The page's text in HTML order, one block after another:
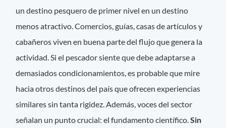
un destino pesquero de primer nivel en un destino
menos atractivo. Comercios, guías, casas de artículos y
cabañeros viven en buena parte del flujo que genera la
actividad. Si el pescador siente que debe adaptarse a
demasiados condicionamientos, es probable que mire
hacia otros destinos del país que ofrecen experiencias
similares sin tanta rigidez. Además, voces del sector
señalan un punto crucial: el fundamento científico.Sin